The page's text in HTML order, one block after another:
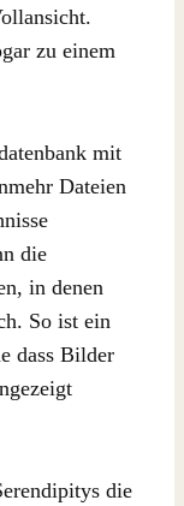
zu einem
mit
Dateien
die
in denen
So ist ein
dass Bilder
die